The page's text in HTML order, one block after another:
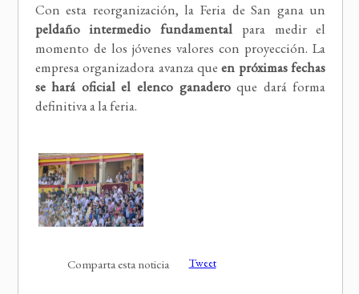
Con esta reorganización, la Feria de San gana un
peldaño intermedio fundamental para medir el
momento de los jóvenes valores con proyección. La
empresa organizadora avanza queen próximas fechas
se hará oficial el elenco ganaderoque dará forma
definitiva a la feria.
Comparta esta noticia Tweet